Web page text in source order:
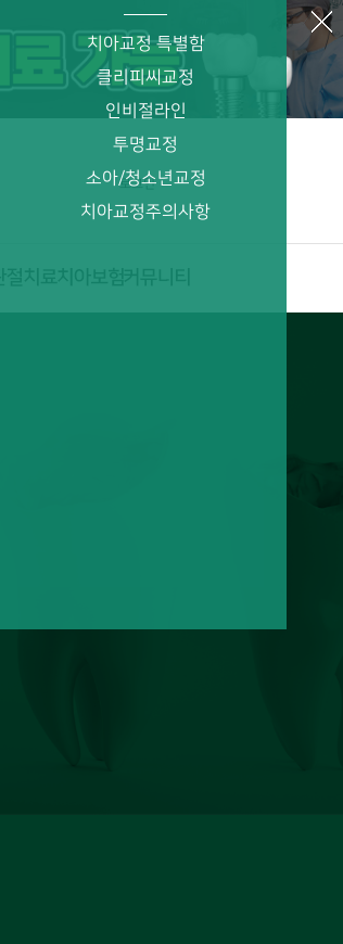
로그인
치아교정 특별함
클리피씨교정
인비절라인
투명교정
소아/청소년교정
치아교정주의사항